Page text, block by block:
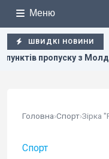
Меню
ШВИДКІ НОВИНИ
– ДПСУ
Головна›Спорт›
Спорт